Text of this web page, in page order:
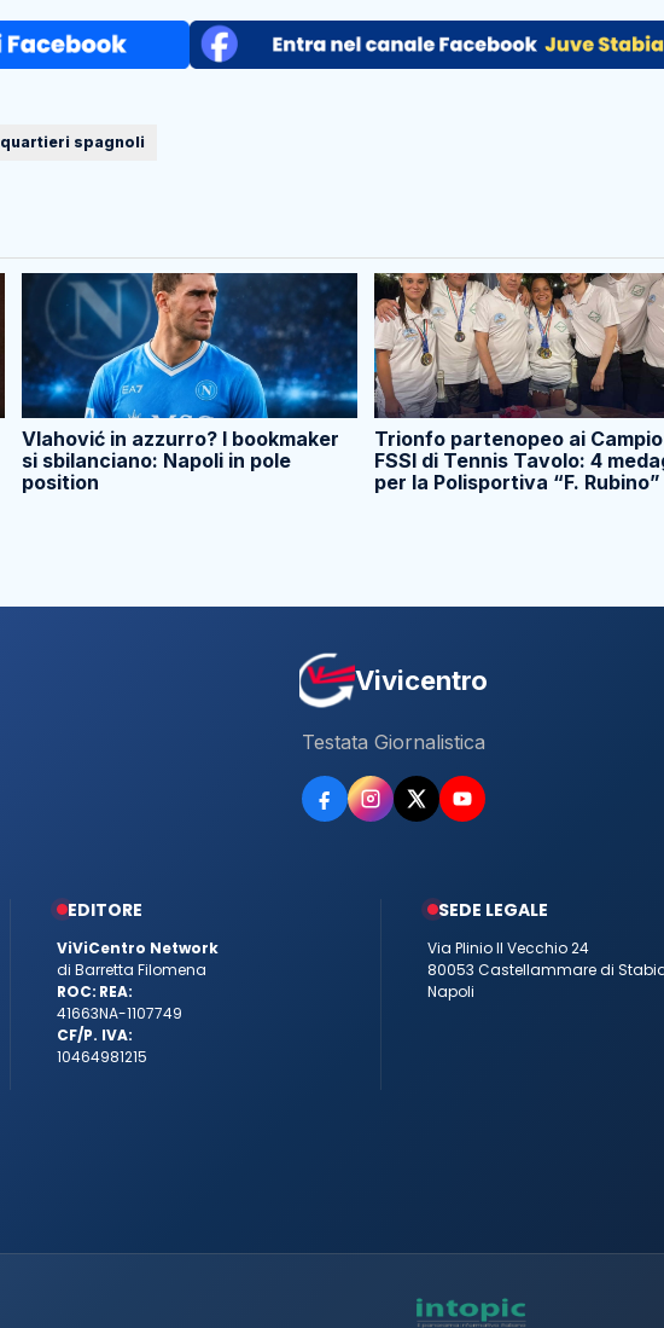
quartieri spagnoli
Vlahović in azzurro? I bookmaker
si sbilanciano: Napoli in pole
position
Trionfo partenopeo ai
FSSI di Tennis Tavolo: 4
per la Polisportiva “F. Rubino”
Vivicentro
Testata Giornalistica
EDITORE
ViViCentro Network
di Barretta Filomena
ROC:
41663
REA:
NA-1107749
CF/P. IVA:
10464981215
SEDE LEGALE
Via Plinio Il Vecchio 24
80053 Castellammare di
Napoli